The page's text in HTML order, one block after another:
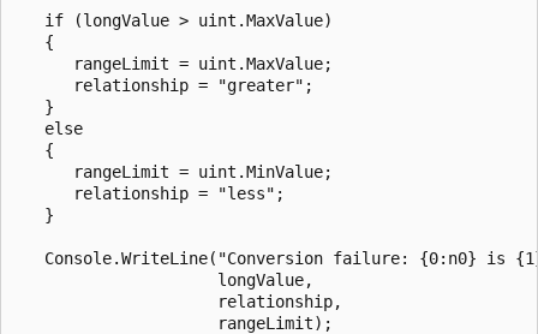
   if (longValue > uint.MaxValue)
   {
      rangeLimit = uint.MaxValue;
      relationship = "greater";
   }
   else
   {
      rangeLimit = uint.MinValue;
      relationship = "less";
   }
Console.WriteLine("Conversion failure: {0:n0} is
                     longValue,
                     relationship,
                     rangeLimit);